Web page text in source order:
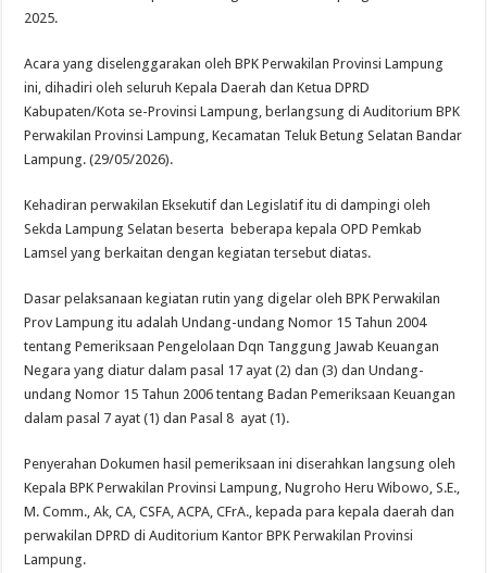
2025.
Acara yang diselenggarakan oleh BPK Perwakilan Provinsi Lampung
ini, dihadiri oleh seluruh Kepala Daerah dan Ketua DPRD
Kabupaten/Kota se-Provinsi Lampung, berlangsung di Auditorium BPK
Perwakilan Provinsi Lampung, Kecamatan Teluk Betung Selatan Bandar
Lampung. (29/05/2026).
Kehadiran perwakilan Eksekutif dan Legislatif itu di dampingi oleh
Sekda Lampung Selatan beserta beberapa kepala OPD Pemkab
Lamsel yang berkaitan dengan kegiatan tersebut diatas.
Dasar pelaksanaan kegiatan rutin yang digelar oleh BPK Perwakilan
Prov Lampung itu adalah Undang-undang Nomor 15 Tahun 2004
tentang Pemeriksaan Pengelolaan Dqn Tanggung Jawab Keuangan
Negara yang diatur dalam pasal 17 ayat (2) dan (3) dan Undang-
undang Nomor 15 Tahun 2006 tentang Badan Pemeriksaan Keuangan
dalam pasal 7 ayat (1) dan Pasal 8 ayat (1).
Penyerahan Dokumen hasil pemeriksaan ini diserahkan langsung oleh
Kepala BPK Perwakilan Provinsi Lampung, Nugroho Heru Wibowo, S.E.,
M. Comm., Ak, CA, CSFA, ACPA, CFrA., kepada para kepala daerah dan
perwakilan DPRD di Auditorium Kantor BPK Perwakilan Provinsi
Lampung.